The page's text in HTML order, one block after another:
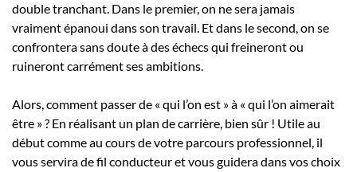
double tranchant. Dans le premier, on ne sera jamais
vraiment épanoui dans son travail. Et dans le second, on se
confrontera sans doute à des échecs qui freineront ou
ruineront carrément ses ambitions.
Alors, comment passer de « qui l’on est » à « qui l’on aimerait
être » ? En réalisant un plan de carrière, bien sûr ! Utile au
début comme au cours de votre parcours professionnel, il
vous servira de fil conducteur et vous guidera dans vos choix